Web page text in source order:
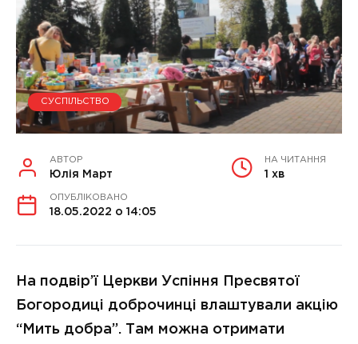
СУСПІЛЬСТВО
АВТОР
Юлія Март
НА ЧИТАННЯ
1 хв
ОПУБЛІКОВАНО
18.05.2022 о 14:05
На подвір’ї Церкви Успіння Пресвятої
Богородиці доброчинці влаштували акцію
“Мить добра”. Там можна отримати